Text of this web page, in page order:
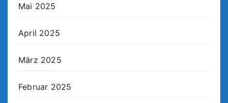
Mai 2025
April 2025
März 2025
Februar 2025